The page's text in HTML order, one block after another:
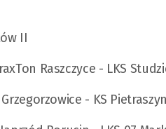
II
Raszczyce - LKS
- KS Pietraszyn